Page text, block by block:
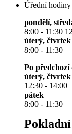
Úřední hodiny
pondělí,
8:00 - 11:30
úterý, čtvrtek
8:00 - 11:30
Po předchozí
úterý, čtvrtek
12:30 - 14:00
pátek
8:00 - 11:30